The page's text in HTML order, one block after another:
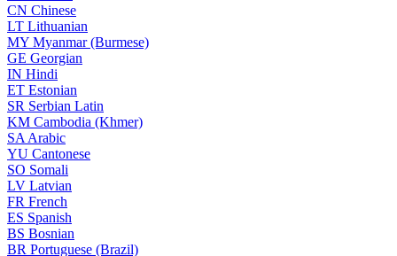
CN Chinese
LT Lithuanian
MY Myanmar (Burmese)
GE Georgian
IN Hindi
ET Estonian
SR Serbian Latin
KM Cambodia (Khmer)
SA Arabic
YU Cantonese
SO Somali
LV Latvian
FR French
ES Spanish
BS Bosnian
BR Portuguese (Brazil)